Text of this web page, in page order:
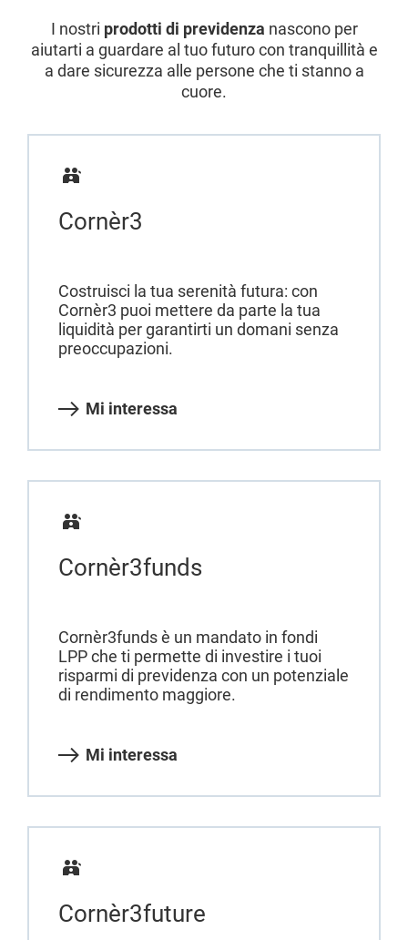
I nostri prodotti di previdenza nascono per
aiutarti a guardare al tuo futuro con tranquillità e
a dare sicurezza alle persone che ti stanno a
cuore.
Cornèr3
Costruisci la tua serenità futura: con
Cornèr3 puoi mettere da parte la tua
liquidità per garantirti un domani senza
preoccupazioni.
Mi interessa
Cornèr3funds
Cornèr3funds è un mandato in fondi
LPP che ti permette di investire i tuoi
risparmi di previdenza con un potenziale
di rendimento maggiore.
Mi interessa
Cornèr3future